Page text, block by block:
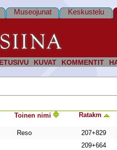
ETUSIVU KUVAT KOMMENTIT
Museojunat Keskustelu
Toinen nimi Ratakm
Reso 207+829
209+664